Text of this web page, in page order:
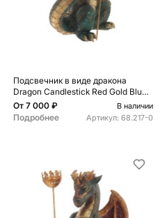
Подсвечник в виде дракона
Dragon Candlestick Red Gold Blue
Green
От 7 000 ₽ В наличии
Подробнее Артикул: 68.217-0